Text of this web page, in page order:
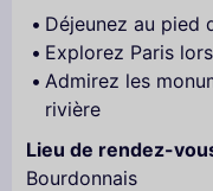
Déjeunez au pied
Explorez Paris
Admirez les
rivière
Lieu de rendez-
Bourdonnais